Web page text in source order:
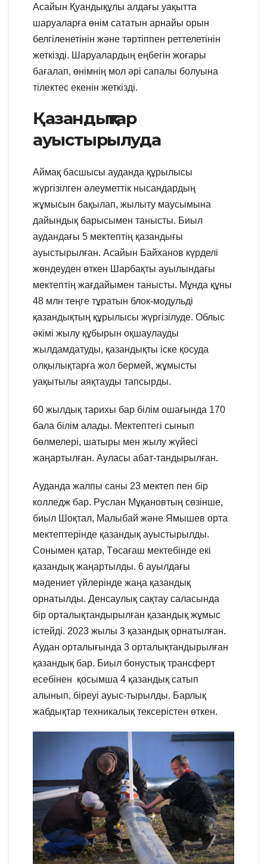
Асайын Қуандықұлы алдағы уақытта
шаруаларға өнім сататын арнайы орын
белгіленетінін және тәртіппен реттелетінін
жеткізді. Шаруалардың еңбегін жоғары
бағалап, өнімнің мол әрі сапалы болуына
тілектес екенін жеткізді.
Қазандықтар
ауыстырылуда
Аймақ басшысы ауданда құрылысы
жүргізілген әлеуметтік нысандардың
жұмысын бақылап, жылыту маусымына
дайындық барысымен танысты. Биыл
аудандағы 5 мектептің қазандығы
ауыстырылған. Асайын Байханов күрделі
жөндеуден өткен Шарбақты ауылындағы
мектептің жағдайымен танысты. Мұнда құны
48 млн теңге тұратын блок-модульді
қазандықтың құрылысы жүргізілуде. Облыс
әкімі жылу құбырын оқшаулауды
жылдамдатуды, қазандықты іске қосуда
олқылықтарға жол бермей, жұмысты
уақытылы аяқтауды тапсырды.
60 жылдық тарихы бар білім ошағында 170
бала білім алады. Мектептегі сынып
бөлмелері, шатыры мен жылу жүйесі
жаңартылған. Ауласы абат-тандырылған.
Ауданда жалпы саны 23 мектеп пен бір
колледж бар. Руслан Мұқановтың сөзінше,
биыл Шоқтал, Малыбай және Ямышев орта
мектептерінде қазандық ауыстырылды.
Сонымен қатар, Төсағаш мектебінде екі
қазандық жаңартылды. 6 ауылдағы
мәдениет үйлерінде жаңа қазандық
орнатылды. Денсаулық сақтау саласында
бір орталықтандырылған қазандық жұмыс
істейді. 2023 жылы 3 қазандық орнатылған.
Аудан орталығында 3 орталықтандырылған
қазандық бар. Биыл бонустық трансферт
есебінен қосымша 4 қазандық сатып
алынып, біреуі ауыс-тырылды. Барлық
жабдықтар техникалық тексерістен өткен.